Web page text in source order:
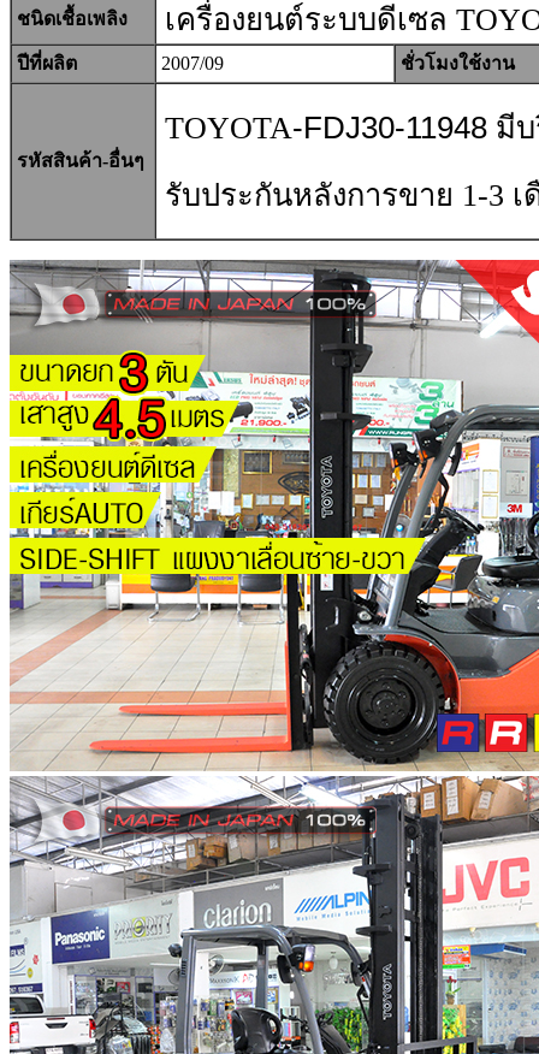
ชนิดเชื้อเพลิง เครื่องยนต์ระบบดีเซล
ปีที่ผลิต 2007/09 ชั่วโมงใช้งาน
รหัสสินค้า-อื่นๆ
TOYOTA-FDJ30-11948 มี
รับประกันหลังการขาย 1-3 เ